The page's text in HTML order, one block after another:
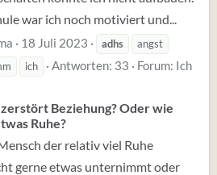
war ich noch motiviert und...
18 Juli 2023 adhs
angst
ich Antworten: 33 Forum: Ich
Beziehung? Oder wie
Ruhe?
der relativ viel Ruhe
gerne etwas unternimmt oder